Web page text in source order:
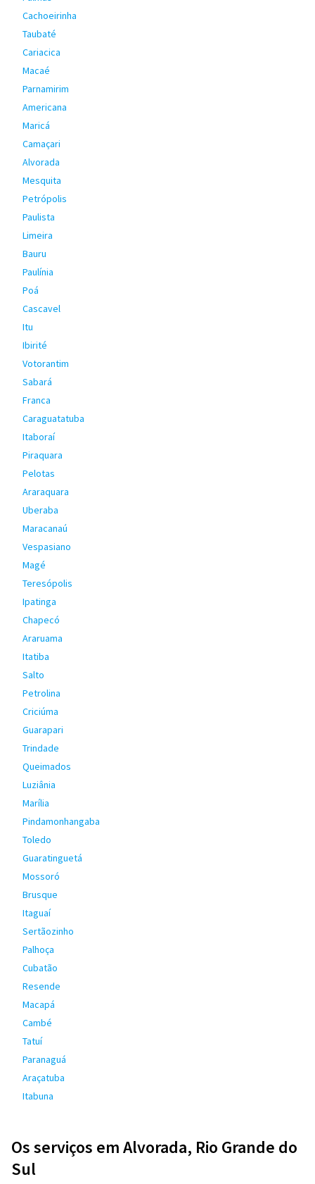
Cachoeirinha
Taubaté
Cariacica
Macaé
Parnamirim
Americana
Maricá
Camaçari
Alvorada
Mesquita
Petrópolis
Paulista
Limeira
Bauru
Paulínia
Poá
Cascavel
Itu
Ibirité
Votorantim
Sabará
Franca
Caraguatatuba
Itaboraí
Piraquara
Pelotas
Araraquara
Uberaba
Maracanaú
Vespasiano
Magé
Teresópolis
Ipatinga
Chapecó
Araruama
Itatiba
Salto
Petrolina
Criciúma
Guarapari
Trindade
Queimados
Luziânia
Marília
Pindamonhangaba
Toledo
Guaratinguetá
Mossoró
Brusque
Itaguaí
Sertãozinho
Palhoça
Cubatão
Resende
Macapá
Cambé
Tatuí
Paranaguá
Araçatuba
Itabuna
Os serviços em Alvorada, Rio Grande do
Sul